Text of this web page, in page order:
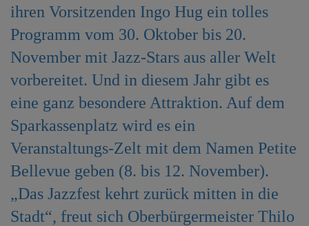
ihren Vorsitzenden Ingo Hug ein tolles
Programm vom 30. Oktober bis 20.
November mit Jazz-Stars aus aller Welt
vorbereitet. Und in diesem Jahr gibt es
eine ganz besondere Attraktion. Auf dem
Sparkassenplatz wird es ein
Veranstaltungs-Zelt mit dem Namen Petite
Bellevue geben (8. bis 12. November).
„Das Jazzfest kehrt zurück mitten in die
Stadt“, freut sich Oberbürgermeister Thilo